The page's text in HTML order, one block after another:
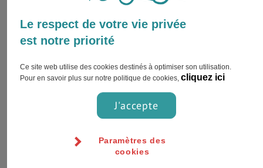
Le respect de votre vie privée
est notre priorité
Ce site web utilise des cookies destinés à optimiser son utilisation.
Pour en savoir plus sur notre politique de cookies, cliquez ici
J'accepte
Paramètres des
cookies